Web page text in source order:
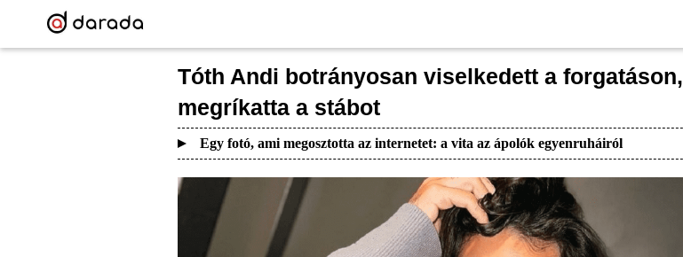
Tóth Andi botrányosan viselkedett a forgatáson,
megríkatta a stábot
Egy fotó, ami megosztotta az internetet: a vita az ápolók egyenruháiról